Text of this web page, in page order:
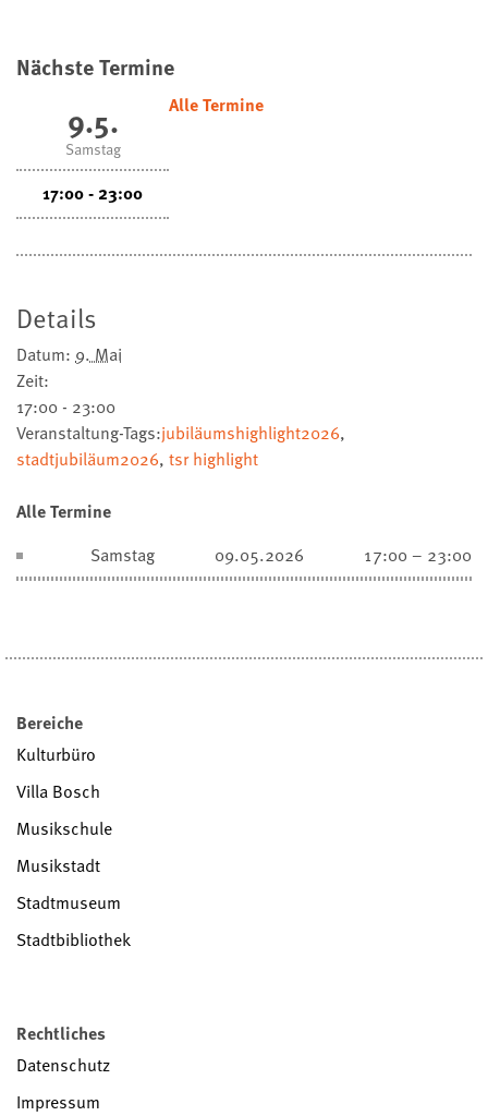
Nächste Termine
9.5.
Samstag
17:00 - 23:00
Alle Termine
Details
Datum: 9. Mai
Zeit:
17:00 - 23:00
Veranstaltung-Tags:jubiläumshighlight2026,
stadtjubiläum2026, tsr highlight
Alle Termine
Samstag
09.05.2026 17:00 – 23:00
Bereiche
Kulturbüro
Villa Bosch
Musikschule
Musikstadt
Stadtmuseum
Stadtbibliothek
Rechtliches
Datenschutz
Impressum